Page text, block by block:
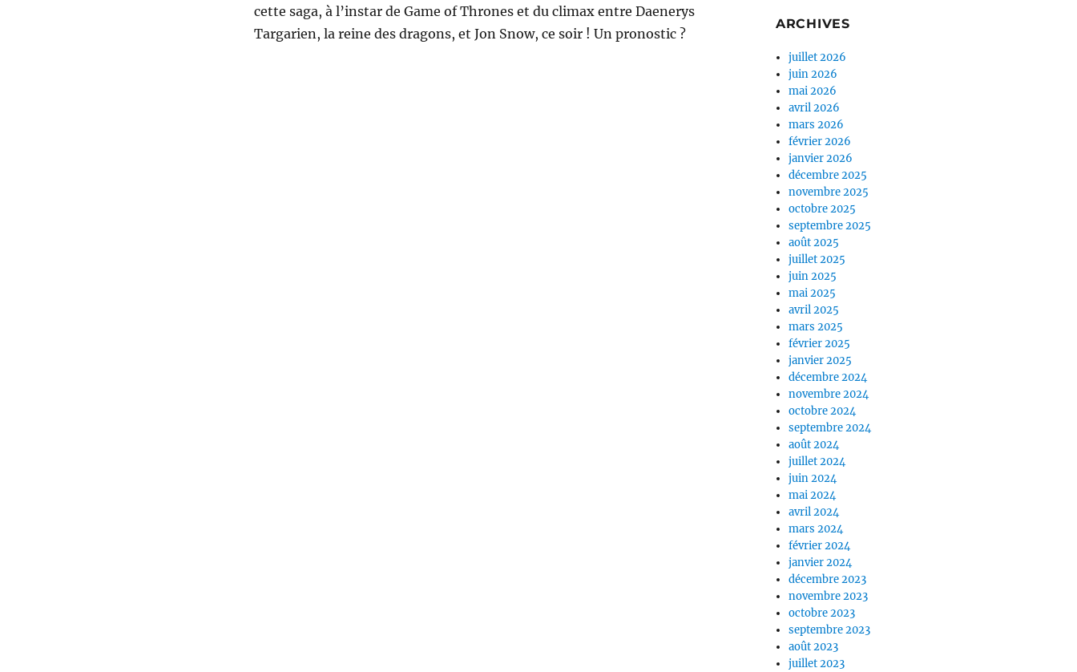
cette saga, à l’instar de Game of Thrones et du climax entre Daenerys
Targarien, la reine des dragons, et Jon Snow, ce soir ! Un pronostic ?
ARCHIVES
juillet 2026
juin 2026
mai 2026
avril 2026
mars 2026
février 2026
janvier 2026
décembre 2025
novembre 2025
octobre 2025
septembre 2025
août 2025
juillet 2025
juin 2025
mai 2025
avril 2025
mars 2025
février 2025
janvier 2025
décembre 2024
novembre 2024
octobre 2024
septembre 2024
août 2024
juillet 2024
juin 2024
mai 2024
avril 2024
mars 2024
février 2024
janvier 2024
décembre 2023
novembre 2023
octobre 2023
septembre 2023
août 2023
juillet 2023